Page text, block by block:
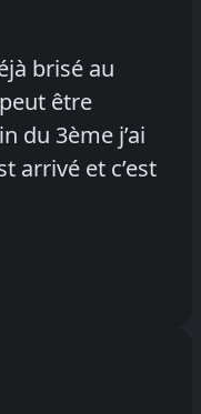
brisé au
être
du 3ème j’ai
arrivé et c’est